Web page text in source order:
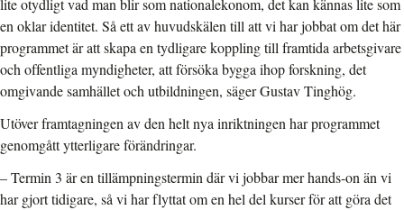
lite otydligt vad man blir som nationalekonom, det kan kännas lite som
en oklar identitet. Så ett av huvudskälen till att vi har jobbat om det här
programmet är att skapa en tydligare koppling till framtida arbetsgivare
och offentliga myndigheter, att försöka bygga ihop forskning, det
omgivande samhället och utbildningen, säger Gustav Tinghög.
Utöver framtagningen av den helt nya inriktningen har programmet
genomgått ytterligare förändringar.
–Termin 3 är en tillämpningstermin där vi jobbar mer hands-on än vi
har gjort tidigare, så vi har flyttat om en hel del kurser för att göra det